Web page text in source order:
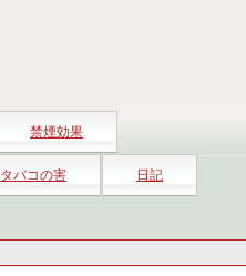
禁煙効果
タバコの害 日記